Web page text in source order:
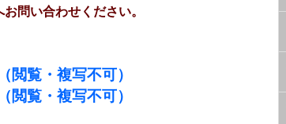
問い合わせください。
閲覧・複写不可）
閲覧・複写不可）